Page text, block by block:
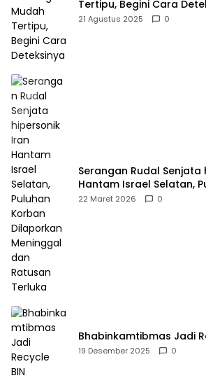
Tertipu, Begini Cara
21 Agustus 2025 0
Serangan Rudal Senjata
Hantam Israel Selatan,
Dilaporkan Meninggal
22 Maret 2026 0
Bhabinkamtibmas Jadi
19 Desember 2025 0